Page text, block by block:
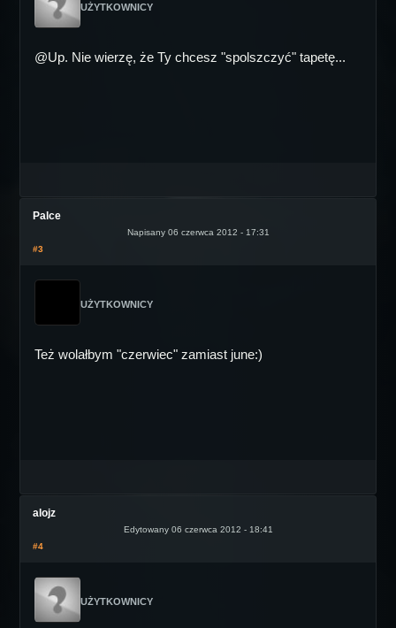
UŻYTKOWNICY
@Up. Nie wierzę, że Ty chcesz "spolszczyć" tapetę...
Palce
Napisany 06 czerwca 2012 - 17:31
#3
UŻYTKOWNICY
Też wolałbym "czerwiec" zamiast june:)
alojz
Edytowany 06 czerwca 2012 - 18:41
#4
UŻYTKOWNICY